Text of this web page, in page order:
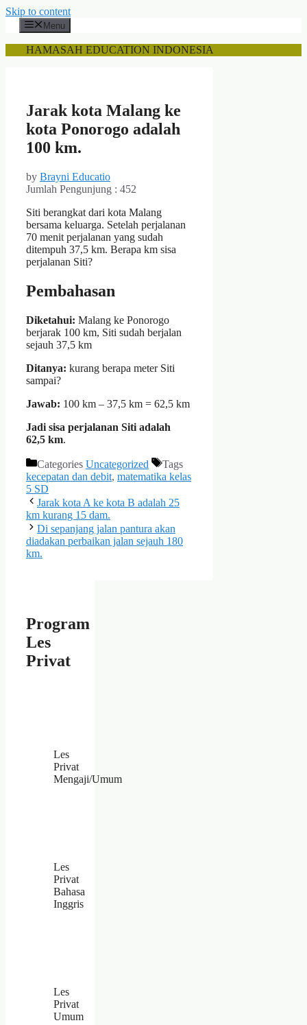
Skip to content
Menu
HAMASAH EDUCATION INDONESIA
Jarak kota Malang ke
kota Ponorogo adalah
100 km.
by Brayni Educatio
Jumlah Pengunjung : 452
Siti berangkat dari kota Malang
bersama keluarga. Setelah perjalanan
70 menit perjalanan yang sudah
ditempuh 37,5 km. Berapa km sisa
perjalanan Siti?
Pembahasan
Diketahui: Malang ke Ponorogo
berjarak 100 km, Siti sudah berjalan
sejauh 37,5 km
Ditanya: kurang berapa meter Siti
sampai?
Jawab: 100 km – 37,5 km = 62,5 km
Jadi sisa perjalanan Siti adalah
62,5 km.
Categories Uncategorized
Tags
kecepatan dan debit, matematika kelas
5 SD
Jarak kota A ke kota B adalah 25
km kurang 15 dam.
Di sepanjang jalan pantura akan
diadakan perbaikan jalan sejauh 180
km.
Program
Les
Privat
Les
Privat
Mengaji/Umum
Les
Privat
Bahasa
Inggris
Les
Privat
Umum